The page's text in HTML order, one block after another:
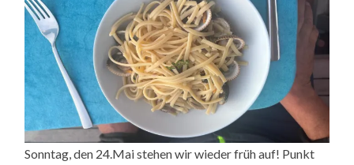
Sonntag, den 24.Mai stehen wir wieder früh auf! Punkt